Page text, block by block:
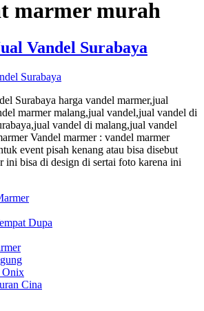
marmer murah
Vandel Surabaya
Surabaya harga vandel marmer,jual
marmer malang,jual vandel,jual vandel di
vandel di malang,jual vandel
Vandel marmer : vandel marmer
event pisah kenang atau bisa disebut
ini bisa di design di sertai foto karena ini
Dupa
Onix
Cina